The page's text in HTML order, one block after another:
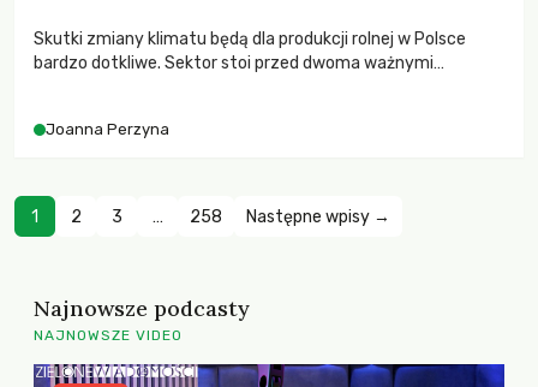
Skutki zmiany klimatu będą dla produkcji rolnej w Polsce
bardzo dotkliwe. Sektor stoi przed dwoma ważnymi
zachodzących zmian klimatycznych. Wymagać to będzie
Joanna Perzyna
1 2 3 … 258 Następne wpisy →
Najnowsze podcasty
NAJNOWSZE VIDEO